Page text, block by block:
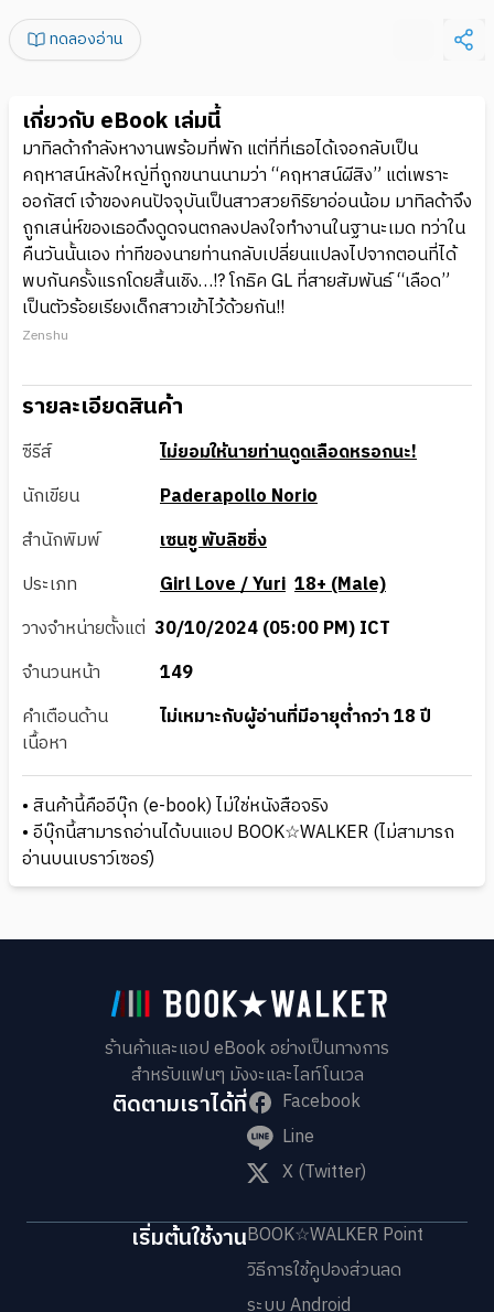
ทดลองอ่าน
เกี่ยวกับ eBook เล่มนี้
มาทิลด้ากำลังหางานพร้อมที่พัก แต่ที่ที่เธอได้เจอกลับเป็น
คฤหาสน์หลังใหญ่ที่ถูกขนานนามว่า “คฤหาสน์ผีสิง” แต่เพราะ
ออกัสต์ เจ้าของคนปัจจุบันเป็นสาวสวยกิริยาอ่อนน้อม มาทิลด้าจึง
ถูกเสน่ห์ของเธอดึงดูดจนตกลงปลงใจทำงานในฐานะเมด ทว่าใน
คืนวันนั้นเอง ท่าทีของนายท่านกลับเปลี่ยนแปลงไปจากตอนที่ได้
พบกันครั้งแรกโดยสิ้นเชิง…!? โกธิค GL ที่สายสัมพันธ์ “เลือด”
เป็นตัวร้อยเรียงเด็กสาวเข้าไว้ด้วยกัน!!
Zenshu
รายละเอียดสินค้า
ซีรีส์
ไม่ยอมให้นายท่านดูดเลือดหรอกนะ!
นักเขียน
Paderapollo Norio
สำนักพิมพ์
เซนชู พับลิชชิ่ง
ประเภท
Girl Love / Yuri 18+ (Male)
วางจำหน่ายตั้งแต่ 30/10/2024 (05:00 PM) ICT
จำนวนหน้า
149
คำเตือนด้าน
เนื้อหา
ไม่เหมาะกับผู้อ่านที่มีอายุต่ำกว่า 18 ปี
• สินค้านี้คืออีบุ๊ก (e-book) ไม่ใช่หนังสือจริง
• อีบุ๊กนี้สามารถอ่านได้บนแอป BOOK☆WALKER (ไม่สามารถ
อ่านบนเบราว์เซอร์)
ร้านค้าและแอป eBook อย่างเป็นทางการ
สำหรับแฟนๆ มังงะและไลท์โนเวล
ติดตามเราได้ที่
Facebook
Line
X (Twitter)
เริ่มต้นใช้งานBOOK☆WALKER Point
วิธีการใช้คูปองส่วนลด